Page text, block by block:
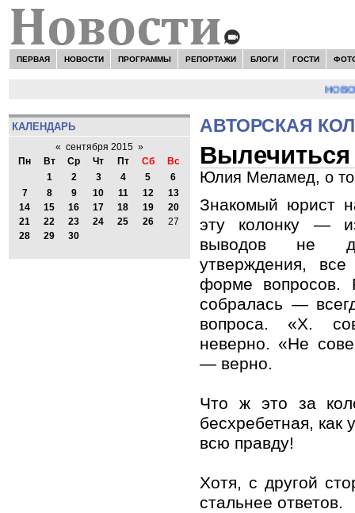
ПЕРВАЯ НОВОСТИ ПРОГРАММЫ РЕПОРТАЖИ БЛОГИ ГОСТИ
НОВОСТИ:
КАЛЕНДАРЬ
« сентября 2015 »
Пн
Вт Ср Чт Пт Сб
Вс
1
2 3 4 5
6
7
8 9 10 11 12
13
14
15 16 17 18 19
20
21
22 23 24 25 26
27
28
29 30
АВТОРСКАЯ
Юлия Меламед, о
Знакомый юрист
эту колонку —
выводов не
утверждения,
форме
собралась —
вопроса. «Х.
неверно. «Не
— верно.
Что ж это за
бесхребетная,
всю правду!
Хотя, с другой
стальнее ответов.